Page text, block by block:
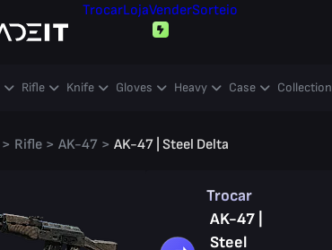
TrocarLojaVenderSorteio
Rifle Knife Gloves Heavy Case Collection
> Rifle > AK-47 > AK-47 | Steel Delta
Trocar
AK-47 |
Steel